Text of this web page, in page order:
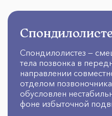
Спондилолистез —
тела позвонка в
направлении
отделом
обусловлен
фоне избыточной